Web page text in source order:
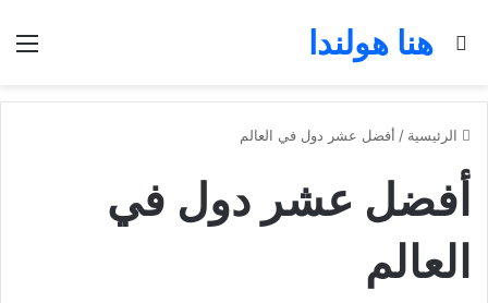
هنا هولندا
بحث عن
الرئيسية / أفضل عشر دول في العالم
أفضل عشر دول في
العالم